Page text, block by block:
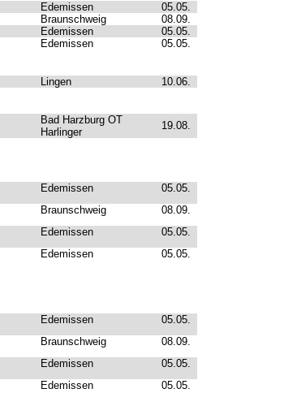
Edemissen
05.05.
Braunschweig
08.09.
Edemissen
05.05.
Edemissen 05.05.
Lingen 10.06.
Bad Harzburg OT
Harlinger
19.08.
Edemissen 05.05.
Braunschweig 08.09.
Edemissen 05.05.
Edemissen 05.05.
Edemissen 05.05.
Braunschweig 08.09.
Edemissen 05.05.
Edemissen 05.05.